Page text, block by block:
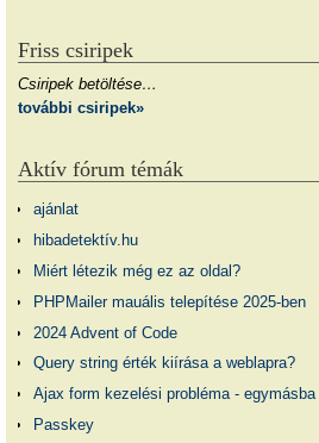
Friss csiripek
Csiripek betöltése…
további csiripek»
Aktív fórum témák
ajánlat
hibadetektív.hu
Miért létezik még ez az oldal?
PHPMailer mauális telepítése 2025-ben
2024 Advent of Code
Query string érték kiírása a weblapra?
Ajax form kezelési probléma -
Passkey